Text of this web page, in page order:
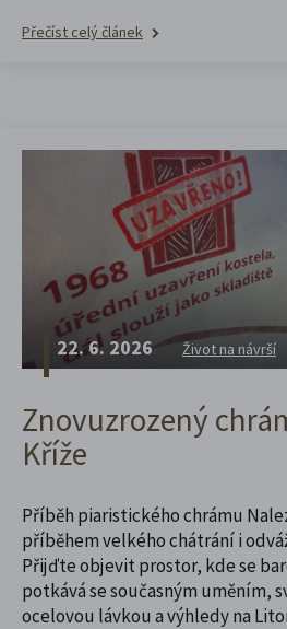
Přečíst celý článek
22. 6. 2026 Život na návrší
Znovuzrozený
Kříže
Příběh piaristického chrámu
příběhem velkého chátrání i
Přijďte objevit prostor, kde se
potkává se současným uměním,
ocelovou lávkou a výhledy na